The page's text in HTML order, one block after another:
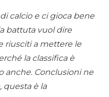
di calcio e ci gioca bene
battuta vuol dire
riusciti a mettere le
la classifica è
anche. Conclusioni ne
questa è la